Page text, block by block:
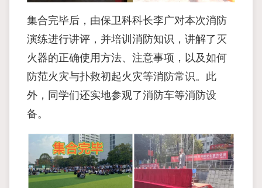
集合完毕后，由保卫科科长李广对本次消防
演练进行讲评，并培训消防知识，讲解了灭
火器的正确使用方法、注意事项，以及如何
防范火灾与扑救初起火灾等消防常识。此
外，同学们还实地参观了消防车等消防设
备。